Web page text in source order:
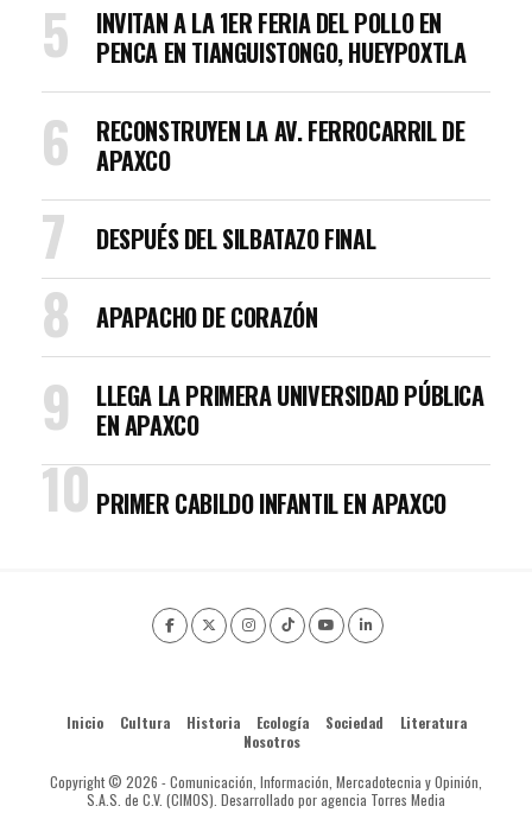
INVITAN A LA 1ER FERIA DEL POLLO EN
PENCA EN TIANGUISTONGO, HUEYPOXTLA
RECONSTRUYEN LA AV. FERROCARRIL DE
APAXCO
DESPUÉS DEL SILBATAZO FINAL
APAPACHO DE CORAZÓN
LLEGA LA PRIMERA UNIVERSIDAD PÚBLICA
EN APAXCO
PRIMER CABILDO INFANTIL EN APAXCO
Inicio Cultura Historia Ecología Sociedad
Literatura
Nosotros
Copyright © 2026 - Comunicación, Información, Mercadotecnia y Opinión,
S.A.S. de C.V. (CIMOS). Desarrollado por agencia Torres Media